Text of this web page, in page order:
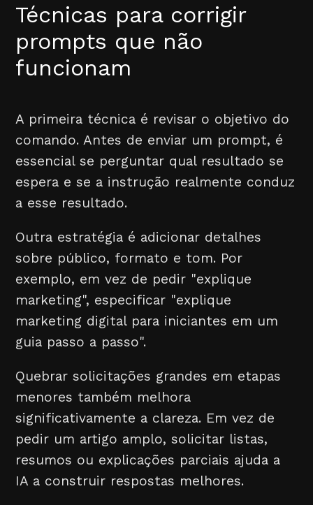
Técnicas para corrigir
prompts que não
funcionam
A primeira técnica é revisar o objetivo do
comando. Antes de enviar um prompt, é
essencial se perguntar qual resultado se
espera e se a instrução realmente conduz
a esse resultado.
Outra estratégia é adicionar detalhes
sobre público, formato e tom. Por
exemplo, em vez de pedir "explique
marketing", especificar "explique
marketing digital para iniciantes em um
guia passo a passo".
Quebrar solicitações grandes em etapas
menores também melhora
significativamente a clareza. Em vez de
pedir um artigo amplo, solicitar listas,
resumos ou explicações parciais ajuda a
IA a construir respostas melhores.